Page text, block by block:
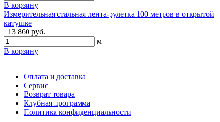
В корзину
Измерительная стальная лента-рулетка 100 метров в открытой
катушке
13 860 руб.
м
В корзину
Оплата и доставка
Сервис
Возврат товара
Клубная программа
Политика конфиденциальности